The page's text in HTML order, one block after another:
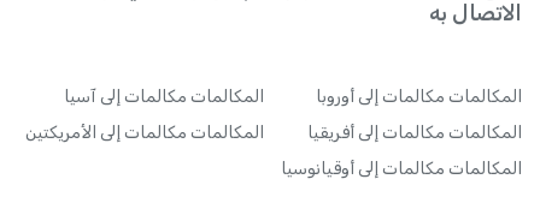
الاتصال به
المكالمات مكالمات إلى أوروبا المكالمات مكالمات إلى آسيا
المكالمات مكالمات إلى أفريقيا المكالمات مكالمات إلى الأمريكتين
المكالمات مكالمات إلى أوقيانوسيا